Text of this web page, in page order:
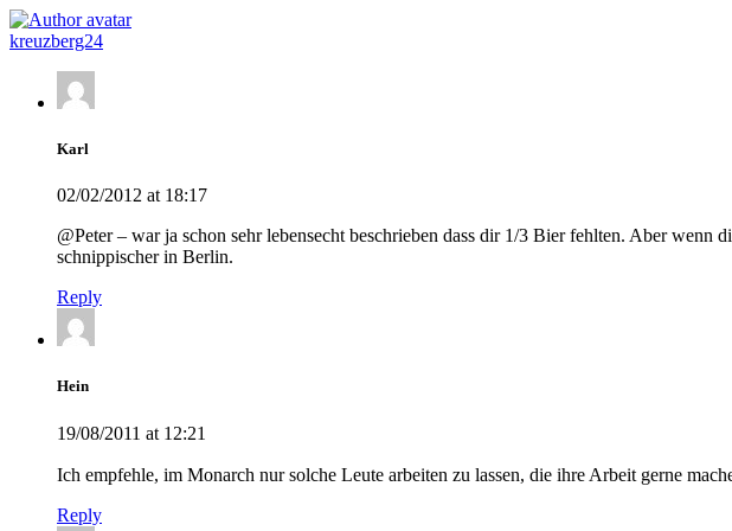
kreuzberg24
Karl
02/02/2012 at 18:17
@Peter – war ja schon sehr lebensecht beschrieben dass dir 1/3 Bier fehlten. Aber
schnippischer in Berlin.
Reply
Hein
19/08/2011 at 12:21
Ich empfehle, im Monarch nur solche Leute arbeiten zu lassen, die ihre Arbeit gerne
Reply